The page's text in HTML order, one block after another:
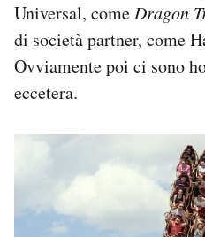
Universal, comeDragon
di società partner, come
Ovviamente poi ci sono
eccetera.